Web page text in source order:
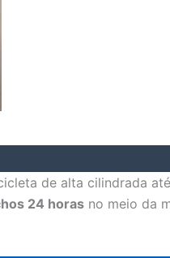
de alta cilindrada
24 horas no meio da